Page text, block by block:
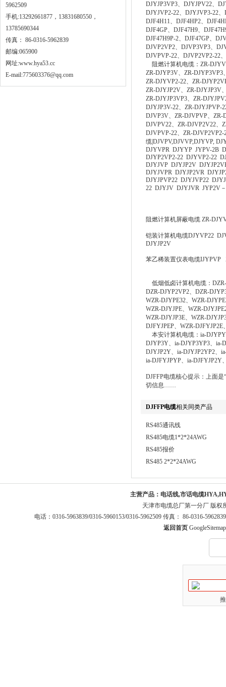
5962509
手机:13292661877，13831680550，
13785690344
传真： 86-0316-5962839
邮编:065900
网址:www.hya53.cc
E-mail:775603376@qq.com
DJYJP3VP3、DJYJPV22、
DJYJVP2-22、DJYJVP3-22
DJF4H11、DJF4HP2、
DJF4GP、DJF47H9、
DJF47H9P-2、DJF47GP、
DJVP2VP2、DJVP3VP3、
DJVPVP-22、DJVP2VP2-22
阻燃计算机电缆：ZR-
ZR-DJYP3V、ZR-DJYP3VP3
ZR-DJYVP2-22、ZR-
ZR-DJYJP2V、ZR-DJYJP3V
ZR-DJYJP3VP3、ZR-
DJYJP3V-22、ZR-DJYJPVP-
DJVP3V、ZR-DJVPVP、ZR-
DJVPV22、ZR-DJVP2V22、
DJVPVP-22、ZR-
缆|DJVPV,DJVVP,DJYVP,
DJYVPR DJYYP JYPV-2B
DJYP2VP2-22 DJYVP2-22
DJYJVP DJYJP2V
DJYJVPR DJYJP2VR
DJYJPVP22 DJYJVP22
22 DJYJV DJYJVR JYP2V
阻燃计算机屏蔽电缆 ZR-
铠装计算机电缆DJYVP22
DJYJP2V
苯乙稀装置仪表电缆IJYPVP
低烟低卤计算机电缆：
DZR-DJYP2VP2、DZR-
WZR-DJYPE32、WZR-
WZR-DJYJPE、WZR-
WZR-DJYJP3E、WZR-
DJFYJPEP、WZR-
本安计算机电缆：ia-DJYPY
DJYP3Y、ia-DJYP3YP3、ia-
DJYJP2Y、ia-DJYJP2YP2、
ia-DJFYJPYP、ia-DJFYJP2Y
DJFFP电缆核心提示：上面
切信息……
DJFFP电缆相关同类产品
RS485通讯线
RS485电缆1*2*24AWG
RS485报价
RS485 2*2*24AWG
主营产品： 电话线,市话电缆
天津市电缆总厂第一分厂 版权
电话：0316-5963839/0316-5960153/0316-5962509 传真： 86-0316-
返回首页 GoogleSitemap